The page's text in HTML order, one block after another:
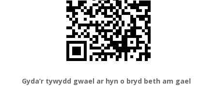
Gyda’r tywydd gwael ar hyn o bryd beth am gael